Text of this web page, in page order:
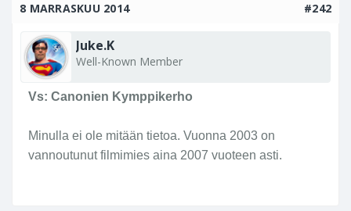
8 MARRASKUU 2014 #242
Juke.K
Well-Known Member
Vs: Canonien Kymppikerho
Minulla ei ole mitään tietoa. Vuonna 2003 on
vannoutunut filmimies aina 2007 vuoteen asti.